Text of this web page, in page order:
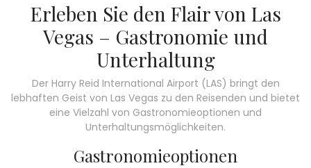
Erleben Sie den Flair von Las
Vegas – Gastronomie und
Unterhaltung
Der Harry Reid International Airport (LAS) bringt den
lebhaften Geist von Las Vegas zu den Reisenden und bietet
eine Vielzahl von Gastronomieoptionen und
Unterhaltungsmöglichkeiten.
Gastronomieoptionen